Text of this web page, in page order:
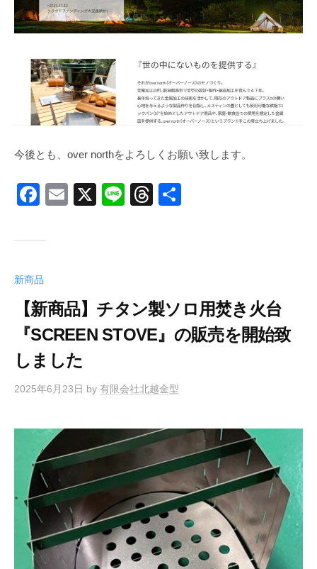
今後とも、over northをよろしくお願い致します。
F
c
b
o
o
k
E
X
Li
T
s
新商品
【新商品】チタン製ソロ用焚き火台
『SCREEN STOVE』の販売を開始致
しました
2025年6月23日 by 有限会社北越金型